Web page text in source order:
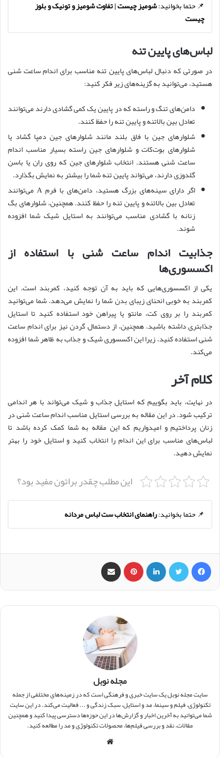
📌 حتما بخوانید:شومیز چیست | تفاوت شومیز و تونیک و بلوز
چیست
لباس‌های پایین تنه
در صورتی که دنبال لباس‌های پایین تنه مناسب برای اندام ساعت شنی
هستید، می‌توانید به گزینه‌های زیر فکر کنید:
دامن‌های تنگ و راسته که در پایین یک کمی گشادی دارند می‌توانند
تعادل بین بالاتنه و پایین تنه را حفظ کنند.
شلوارهای جین با فاق بلند مانند شلوارهای جین دمپا گشاد یا
شلوارهای بوت‌کات و شلوارهای جین راسته بسیار مناسب اندام
ساعت شنی هستند. انتخاب شلوارهای جین که روی ران یا باسن
گلدوزی دارند، می‌تواند پایین تنه شما را بیشتر به نمایش بگذارد.
اگر دارای سینه‌های بزرگ هستید، دامن‌های با فرم A می‌توانند
تعادل بین بالاتنه و پایین تنه را حفظ کنند. همچنین، شلوارهای بگ
زنانه با گشادی مناسب می‌توانند به استایل شیک شما افزوده
شوند.
جذابیت اندام ساعت شنی با استفاده از
اکسسوری‌ها
یکی از اکسسوری‌هایی که باید به آن توجه کنید، کمربند است. این
کمربند به خوبی انحنای زیبای بدن شما را نمایش می‌دهد. شما می‌توانید
کمربند را بر روی کت، مانتو یا پیراهن خود استفاده کنید تا استایل
جذابتری داشته باشید. همچنین، از دستمال گردن نیز برای اندام ساعت
شنی استفاده کنید، زیرا این اکسسوری شیک و جذاب به ظاهر شما افزوده
می‌کند.
کلام آخر
در نهایت، باید بگوییم که استایل جذاب و شیک می‌تواند با هر اندامی
ترکیب شود. در این مقاله به بررسی استایل مناسب اندام ساعت شنی در
زنان پرداختیم و امیدواریم که این مقاله به شما کمک کرده باشد تا
لباس‌های مناسب برای این اندام را انتخاب کنید و استایل خود را بهتر
نمایش دهید.
این مطلب چقدر براتون مفید بود؟
📌 حتما بخوانید:راهنمای انتخاب ست لباس مردانه
‫پین‌ترست
مجله نوبل
سایت مجله نوبل یک سایت خبری و فرهنگی است که در زمینه‌های مختلفی از جمله
تکنولوژی، فیلم و سینما، مد و استایل، سبک زندگی و ... فعالیت می‌کند. در این سایت
شما می‌توانید به آخرین اخبار و گزارش‌ها در این حوزه‌ها دسترسی پیدا کنید و همچنین
مقالات، نقد و بررسی فیلم‌ها، محصولات تکنولوژی و مد را مطالعه کنید.